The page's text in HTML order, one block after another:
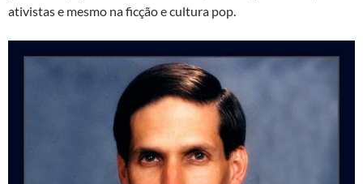
ativistas e mesmo na ficção e cultura pop.